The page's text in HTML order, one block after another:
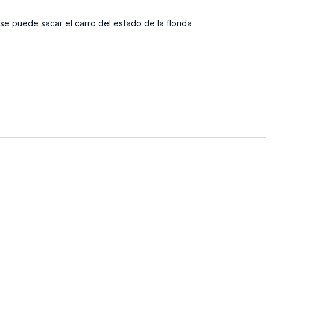
puede sacar el carro del estado de la florida